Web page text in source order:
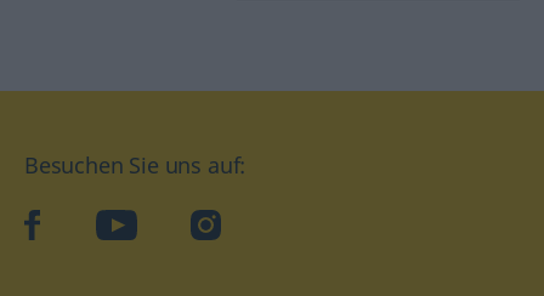
Besuchen Sie uns auf:
facebookYouTube Instagram